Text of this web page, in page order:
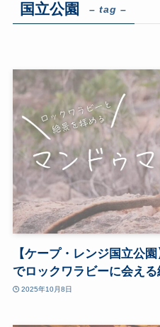
国立公園 – tag –
【ケープ・レンジ国立公
でロックワラビーに会え
2025年10月8日